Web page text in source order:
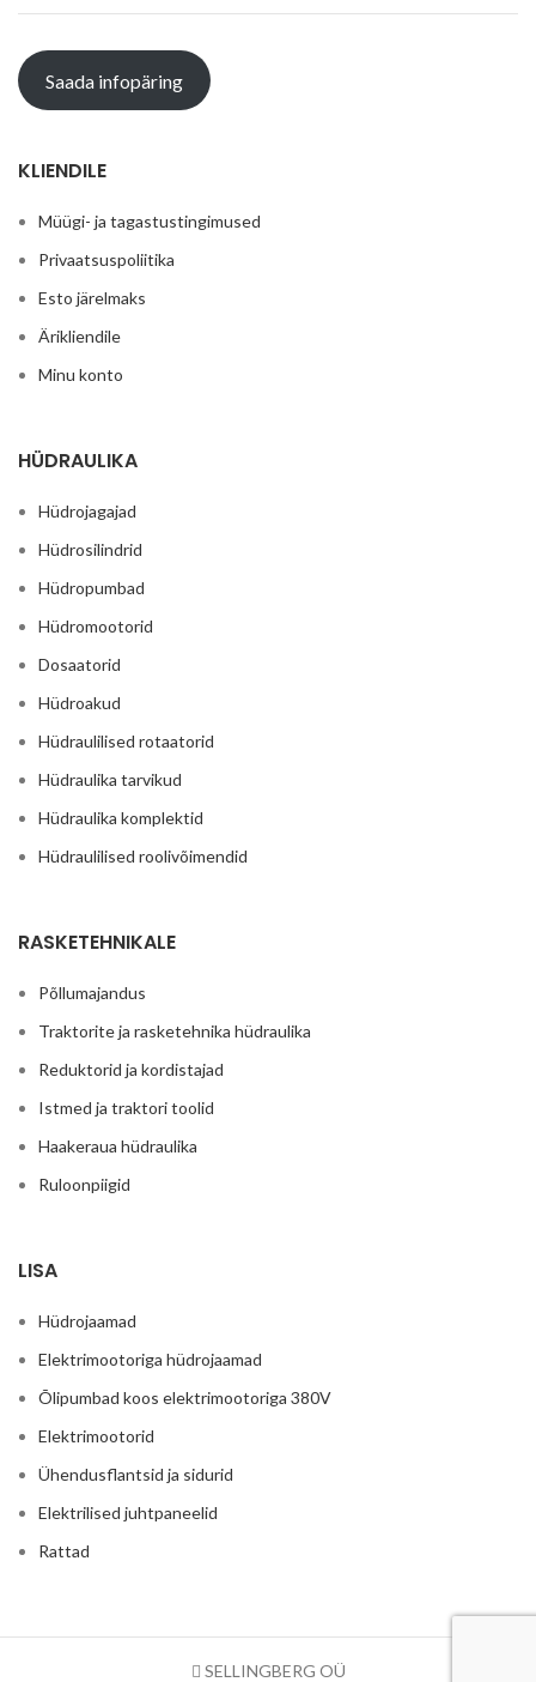
Saada infopäring
KLIENDILE
Müügi- ja tagastustingimused
Privaatsuspoliitika
Esto järelmaks
Ärikliendile
Minu konto
HÜDRAULIKA
Hüdrojagajad
Hüdrosilindrid
Hüdropumbad
Hüdromootorid
Dosaatorid
Hüdroakud
Hüdraulilised rotaatorid
Hüdraulika tarvikud
Hüdraulika komplektid
Hüdraulilised roolivõimendid
RASKETEHNIKALE
Põllumajandus
Traktorite ja rasketehnika hüdraulika
Reduktorid ja kordistajad
Istmed ja traktori toolid
Haakeraua hüdraulika
Ruloonpiigid
LISA
Hüdrojaamad
Elektrimootoriga hüdrojaamad
Õlipumbad koos elektrimootoriga 380V
Elektrimootorid
Ühendusflantsid ja sidurid
Elektrilised juhtpaneelid
Rattad
SELLINGBERG OÜ